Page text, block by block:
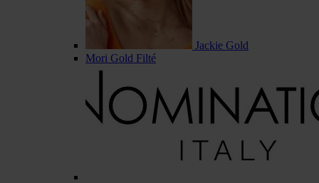
Jackie Gold
Mori Gold Filté